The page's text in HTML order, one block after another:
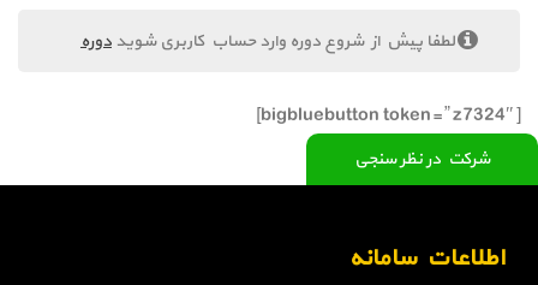
شرکت در نظر سنجی
لطفا پیش از شروع دوره وارد حساب کاربری شویددوره
[bigbluebutton token=” z7324″]
اطلاعات سامانه